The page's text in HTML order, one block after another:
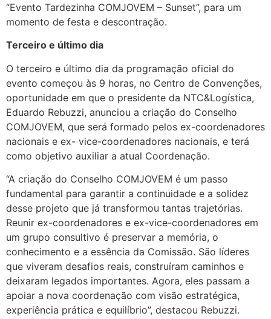
“Evento Tardezinha COMJOVEM – Sunset”, para um
momento de festa e descontração.
Terceiro e último dia
O terceiro e último dia da programação oficial do
evento começou às 9 horas, no Centro de Convenções,
oportunidade em que o presidente da NTC&Logística,
Eduardo Rebuzzi, anunciou a criação do Conselho
COMJOVEM, que será formado pelos ex-coordenadores
nacionais e ex- vice-coordenadores nacionais, e terá
como objetivo auxiliar a atual Coordenação.
“A criação do Conselho COMJOVEM é um passo
fundamental para garantir a continuidade e a solidez
desse projeto que já transformou tantas trajetórias.
Reunir ex-coordenadores e ex-vice-coordenadores em
um grupo consultivo é preservar a memória, o
conhecimento e a essência da Comissão. São líderes
que viveram desafios reais, construíram caminhos e
deixaram legados importantes. Agora, eles passam a
apoiar a nova coordenação com visão estratégica,
experiência prática e equilíbrio”, destacou Rebuzzi.